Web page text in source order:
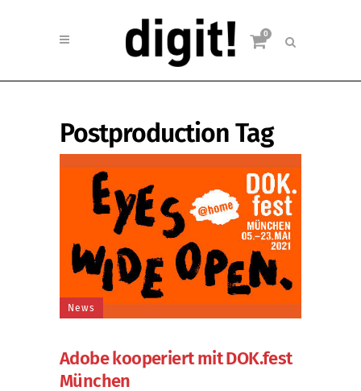
0
Postproduction Tag
News
Adobe kooperiert mit DOK.fest
München